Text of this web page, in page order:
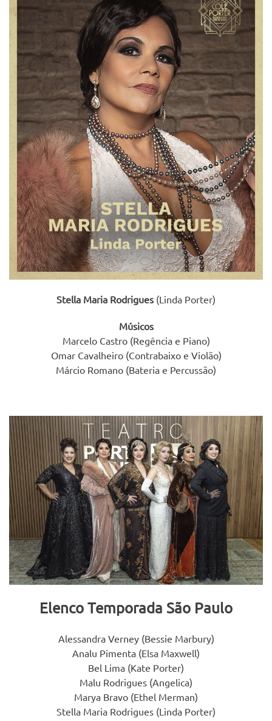
Stella Maria Rodrigues (Linda Porter)
Músicos
Marcelo Castro (Regência e Piano)
Omar Cavalheiro (Contrabaixo e Violão)
Márcio Romano (Bateria e Percussão)
Elenco Temporada São Paulo
Alessandra Verney (Bessie Marbury)
Analu Pimenta (Elsa Maxwell)
Bel Lima (Kate Porter)
Malu Rodrigues (Angelica)
Marya Bravo (Ethel Merman)
Stella Maria Rodrigues (Linda Porter)